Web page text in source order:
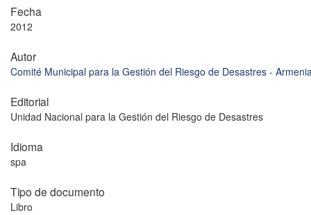
Fecha
2012
Autor
Comité Municipal para la Gestión del Riesgo de Desastres -
Editorial
Unidad Nacional para la Gestión del Riesgo de Desastres
Idioma
spa
Tipo de documento
Libro